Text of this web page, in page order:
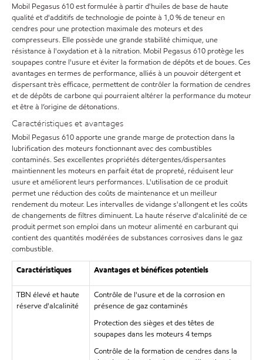
Mobil Pegasus 610 est formulée à partir d'huiles de base de haute
qualité et d'additifs de technologie de pointe à 1,0 % de teneur en
cendres pour une protection maximale des moteurs et des
compresseurs. Elle possède une grande stabilité chimique, une
résistance à l'oxydation et à la nitration. Mobil Pegasus 610 protège les
soupapes contre l'usure et éviter la formation de dépôts et de boues. Ces
avantages en termes de performance, alliés à un pouvoir détergent et
dispersant très efficace, permettent de contrôler la formation de cendres
et de dépôts de carbone qui pourraient altérer la performance du moteur
et être à l’origine de détonations.
Caractéristiques et avantages
Mobil Pegasus 610 apporte une grande marge de protection dans la
lubrification des moteurs fonctionnant avec des combustibles
contaminés. Ses excellentes propriétés détergentes/dispersantes
maintiennent les moteurs en parfait état de propreté, réduisent leur
usure et améliorent leurs performances. L'utilisation de ce produit
permet une réduction des coûts de maintenance et un meilleur
rendement du moteur. Les intervalles de vidange s'allongent et les coûts
de changements de filtres diminuent. La haute réserve d'alcalinité de ce
produit permet son emploi dans un moteur alimenté en carburant qui
contient des quantités modérées de substances corrosives dans le gaz
combustible.
Caractéristiques
Avantages et bénéfices potentiels
TBN élevé et haute
réserve d'alcalinité
Contrôle de l'usure et de la corrosion en
présence de gaz contaminés
Protection des sièges et des têtes de
soupapes dans les moteurs 4 temps
Contrôle de la formation de cendres dans la